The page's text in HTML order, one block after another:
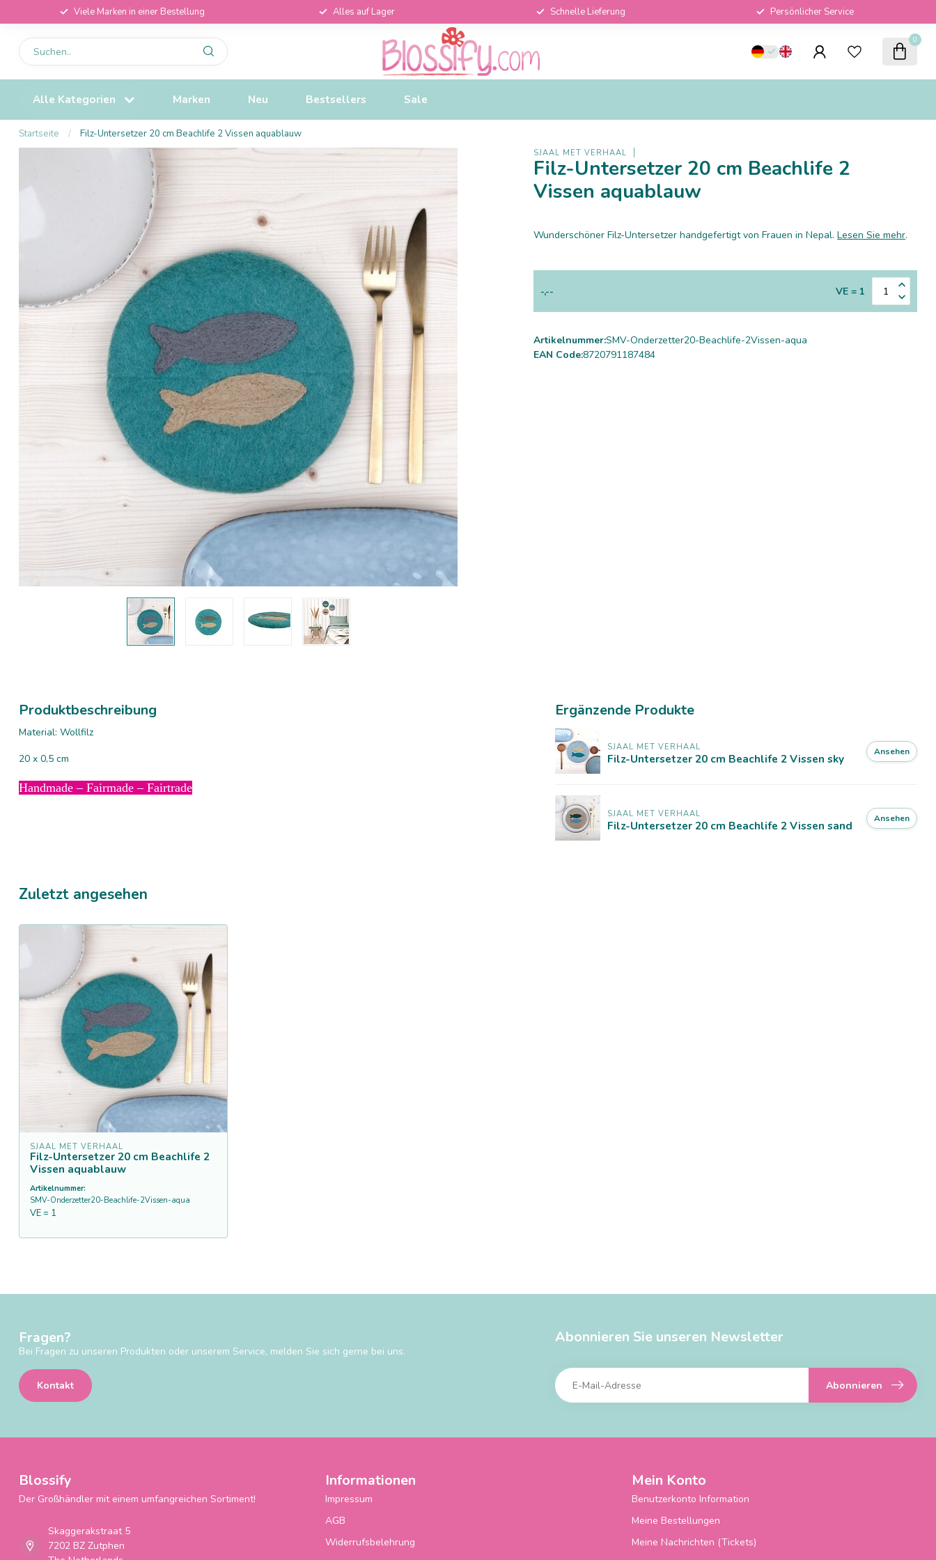
Viele Marken in einer Bestellung Alles auf Lager Schnelle Lieferung Persönlicher Service
0
Alle Kategorien Marken Neu Bestsellers Sale
Startseite / Filz-Untersetzer 20 cm Beachlife 2 Vissen aquablauw
SJAAL MET VERHAAL
Filz-Untersetzer 20 cm Beachlife 2
Vissen aquablauw
Wunderschöner Filz-Untersetzer handgefertigt von Frauen in Nepal.Lesen Sie mehr.
-,-- VE = 1
Artikelnummer:SMV-Onderzetter20-Beachlife-2Vissen-aqua
EAN Code:8720791187484
Produktbeschreibung
Material: Wollfilz
20 x 0,5 cm
Handmade – Fairmade – Fairtrade
Ergänzende Produkte
SJAAL MET VERHAAL
Filz-Untersetzer 20 cm Beachlife 2 Vissen sky Ansehen
SJAAL MET VERHAAL
Filz-Untersetzer 20 cm Beachlife 2 Vissen sand Ansehen
Zuletzt angesehen
SJAAL MET VERHAAL
Filz-Untersetzer 20 cm Beachlife 2
Vissen aquablauw
Artikelnummer:
SMV-Onderzetter20-Beachlife-2Vissen-aqua
VE = 1
Fragen?
Bei Fragen zu unseren Produkten oder unserem Service, melden Sie sich gerne bei uns.
Kontakt
Abonnieren Sie unseren Newsletter
Abonnieren
Blossify
Der Großhändler mit einem umfangreichen Sortiment!
Skaggerakstraat 5
7202 BZ Zutphen
Informationen
Impressum
AGB
Widerrufsbelehrung
Mein Konto
Benutzerkonto Information
Meine Bestellungen
Meine Nachrichten (Tickets)